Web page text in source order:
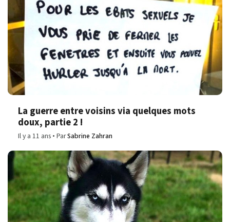
La guerre entre voisins via quelques mots
doux, partie 2 !
Il y a 11 ans ParSabrine Zahran